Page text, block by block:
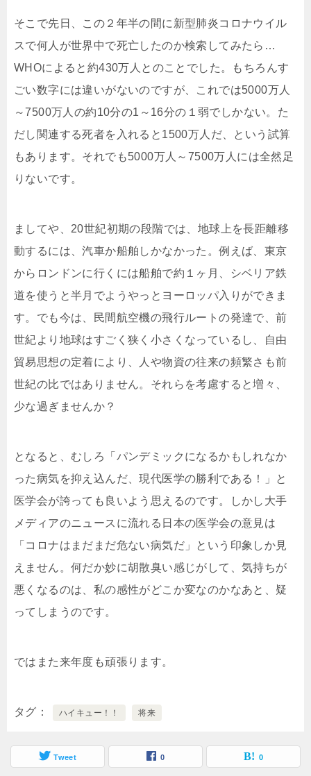
そこで先日、この２年半の間に新型肺炎コロナウイル
スで何人が世界中で死亡したのか検索してみたら…
WHOによると約430万人とのことでした。もちろんす
ごい数字には違いがないのですが、これでは5000万人
～7500万人の約10分の1～16分の１弱でしかない。た
だし関連する死者を入れると1500万人だ、という試算
もあります。それでも5000万人～7500万人には全然足
りないです。
ましてや、20世紀初期の段階では、地球上を長距離移
動するには、汽車か船舶しかなかった。例えば、東京
からロンドンに行くには船舶で約１ヶ月、シベリア鉄
道を使うと半月でようやっとヨーロッパ入りができま
す。でも今は、民間航空機の飛行ルートの発達で、前
世紀より地球はすごく狭く小さくなっているし、自由
貿易思想の定着により、人や物資の往来の頻繁さも前
世紀の比ではありません。それらを考慮すると増々、
少な過ぎませんか？
となると、むしろ「パンデミックになるかもしれなか
った病気を抑え込んだ、現代医学の勝利である！」と
医学会が誇っても良いよう思えるのです。しかし大手
メディアのニュースに流れる日本の医学会の意見は
「コロナはまだまだ危ない病気だ」という印象しか見
えません。何だか妙に胡散臭い感じがして、気持ちが
悪くなるのは、私の感性がどこか変なのかなあと、疑
ってしまうのです。
ではまた来年度も頑張ります。
タグ ハイキュー！！ 将来
Tweet 0 0